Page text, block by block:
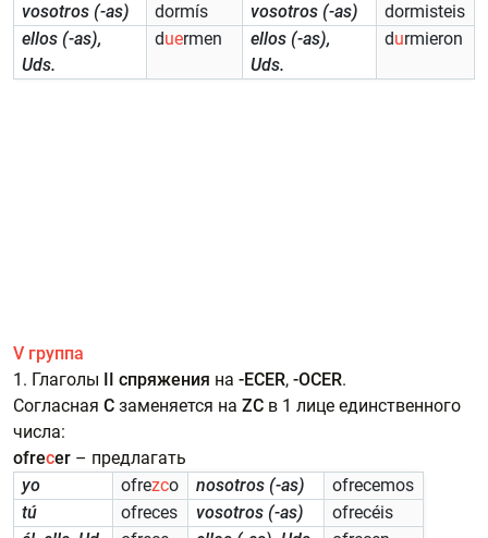
vosotros (-as)
dormís vosotros (-as)
dormisteis
ellos (-as),
Uds.
duermen
ellos (-as),
Uds.
durmieron
V группа
1. Глаголы II спряжения на -ECER, -OCER.
Согласная C заменяется на ZC в 1 лице единственного
числа:
ofrecer – предлагать
yo
ofrezco nosotros (-as)
ofrecemos
tú
ofreces vosotros (-as)
ofrecéis